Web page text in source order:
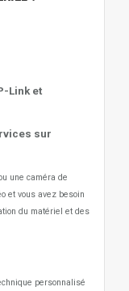
Link et
sur
une caméra de
et vous avez besoin
du matériel et des
personnalisé